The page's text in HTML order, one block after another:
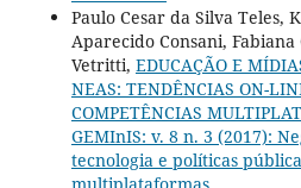
Paulo Cesar da Silva Teles,
Aparecido Consani,
Vetritti, EDUCAÇÃO E
NEAS: TENDÊNCIAS ON-
COMPETÊNCIAS
GEMInIS: v. 8 n. 3 (2017):
tecnologia e políticas